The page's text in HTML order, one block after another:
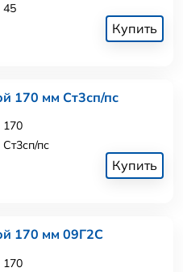
45
Купить
170 мм Ст3сп/пс
170
Ст3сп/пс
Купить
170 мм 09Г2С
170